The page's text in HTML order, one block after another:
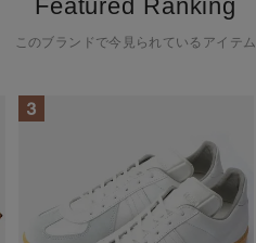
Featured Ranking
このブランドで今見られているアイテム